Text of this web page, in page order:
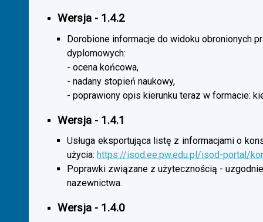
Wersja - 1.4.2
Dorobione informacje do widoku obronionych
dyplomowych:
- ocena końcowa,
- nadany stopień naukowy,
- poprawiony opis kierunku teraz w formacie:
Wersja - 1.4.1
Usługa eksportująca listę z informacjami o
użycia: https://isod.ee.pw.edu.pl/isod-portal/
Poprawki związane z użytecznością -
nazewnictwa.
Wersja - 1.4.0